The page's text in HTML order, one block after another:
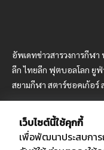
อัพเดทข่าวสารวงการกีฬ
ลีก ไทยลีก ฟุตบอลโลก ยู
สยามกีฬา สตาร์ชอคเก้อร์
บริษัท สยามสปอร์ต ซินติ
เว็บไซต์นี้ใช้คุกกี้
เพื่อพัฒนาประสบการ